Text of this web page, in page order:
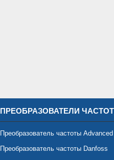
ПРЕОБРАЗОВАТЕЛИ
Преобразователь частоты Advanced
Преобразователь частоты Danfoss